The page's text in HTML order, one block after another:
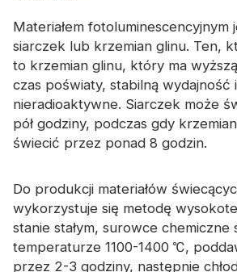
Materiałem fotoluminescencyjnym
siarczek lub krzemian glinu. Ten,
to krzemian glinu, który ma
czas poświaty, stabilną wydajność
nieradioaktywne. Siarczek może
pół godziny, podczas gdy
świecić przez ponad 8 godzin.
Do produkcji materiałów
wykorzystuje się metodę
stanie stałym, surowce chemiczne
temperaturze 1100-1400 ℃,
przez 2-3 godziny, następnie